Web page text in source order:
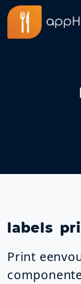
labels
Print